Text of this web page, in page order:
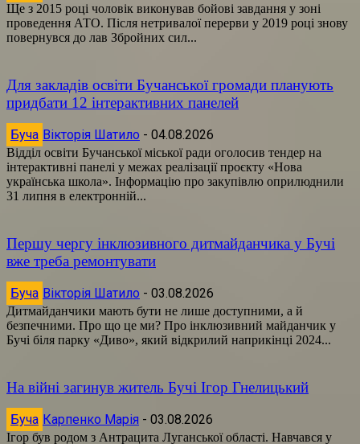
Ще з 2015 році чоловік виконував бойові завдання у зоні
проведення АТО. Після нетривалої перерви у 2019 році знову
повернувся до лав Збройних сил...
Для закладів освіти Бучанської громади планують
придбати 12 інтерактивних панелей
Буча Вікторія Шатило - 04.08.2026
Відділ освіти Бучанської міської ради оголосив тендер на
інтерактивні панелі у межах реалізації проєкту «Нова
українська школа». Інформацію про закупівлю оприлюднили
31 липня в електронній...
Першу чергу інклюзивного дитмайданчика у Бучі
вже треба ремонтувати
Буча Вікторія Шатило - 03.08.2026
Дитмайданчики мають бути не лише доступними, а й
безпечними. Про що це ми? Про інклюзивний майданчик у
Бучі біля парку «Диво», який відкрилий наприкінці 2024...
На війні загинув житель Бучі Ігор Гнелицький
Буча Карпенко Марія - 03.08.2026
Ігор був родом з Антрацита Луганської області. Навчався у